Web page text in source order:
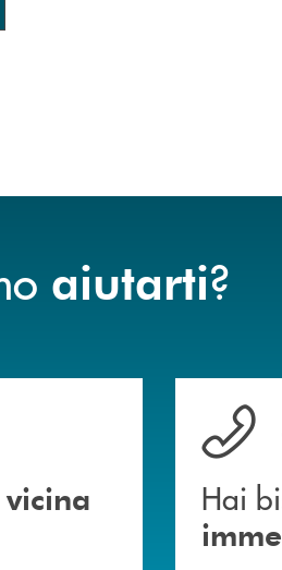
aiutarti?
a te
vicina
Hai
Hai